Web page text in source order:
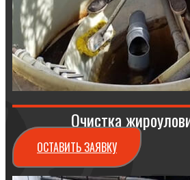
Очистка
ОСТАВИТЬ ЗАЯВКУ